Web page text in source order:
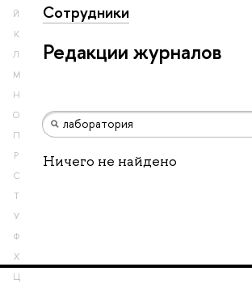
Й
К
Л
М
Н
О
П
Р
С
Т
У
Ф
Х
Ц
Сотрудники
Редакции журналов
Ничего не найдено